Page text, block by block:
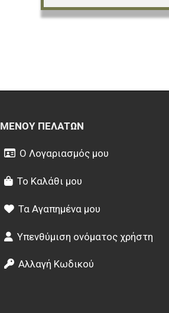
ΜΕΝΟΎ ΠΕΛΑΤΏΝ
Ο Λογαριασμός μου
Το Καλάθι μου
Τα Αγαπημένα μου
Υπενθύμιση ονόματος χρήστη
Αλλαγή Κωδικού